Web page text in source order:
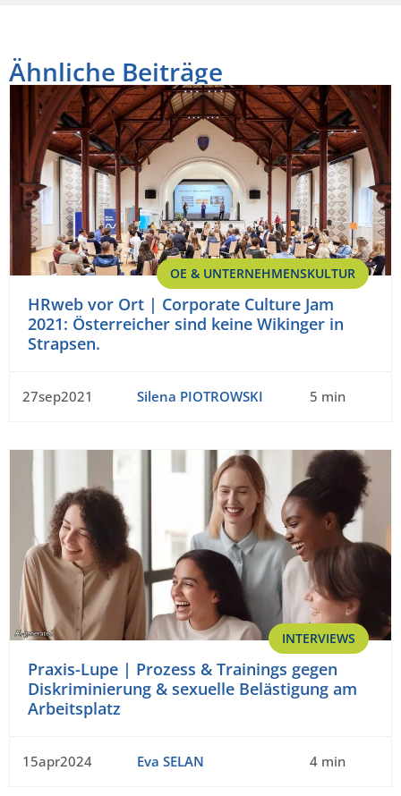
Ähnliche Beiträge
OE & UNTERNEHMENSKULTUR
HRweb vor Ort | Corporate Culture Jam
2021: Österreicher sind keine Wikinger in
Strapsen.
27sep2021 Silena PIOTROWSKI 5 min
INTERVIEWS
Praxis-Lupe | Prozess & Trainings gegen
Diskriminierung & sexuelle Belästigung am
Arbeitsplatz
15apr2024 Eva SELAN 4 min